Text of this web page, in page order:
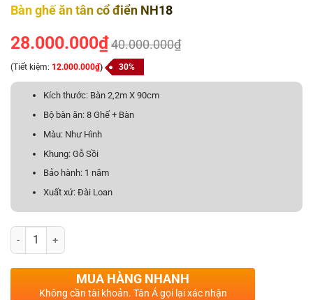
Bàn ghế ăn tân cổ điển NH18
28.000.000₫40.000.000₫
(Tiết kiệm: 12.000.000₫) 30%
Kích thước: Bàn 2,2m X 90cm
Bộ bàn ăn: 8 Ghế + Bàn
Màu: Như Hình
Khung: Gỗ Sồi
Bảo hành: 1 năm
Xuất xứ: Đài Loan
Bàn ghế ăn tân cổ điển NH18 số lượng
MUA HÀNG NHANH
Không cần tài khoản. Tân Á gọi lại xác nhận